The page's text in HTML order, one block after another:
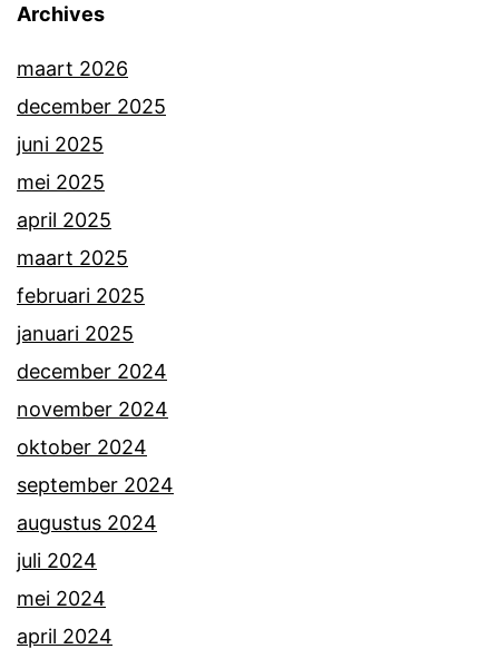
Archives
maart 2026
december 2025
juni 2025
mei 2025
april 2025
maart 2025
februari 2025
januari 2025
december 2024
november 2024
oktober 2024
september 2024
augustus 2024
juli 2024
mei 2024
april 2024